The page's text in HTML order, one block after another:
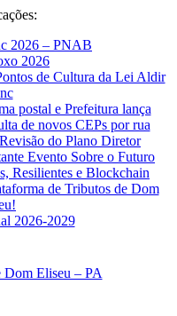
2026 – PNAB
2026
de Cultura da Lei Aldir
postal e Prefeitura lança
de novos CEPs por rua
do Plano Diretor
Evento Sobre o Futuro
Resilientes e Blockchain
de Tributos de Dom
2026-2029